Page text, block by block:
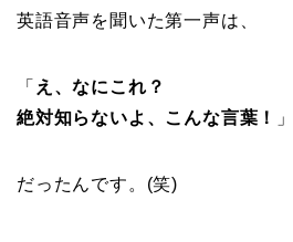
英語音声を聞いた第一声は、
「 え、なにこれ？
絶対知らないよ、こんな言葉！
」
だったんです。(笑)